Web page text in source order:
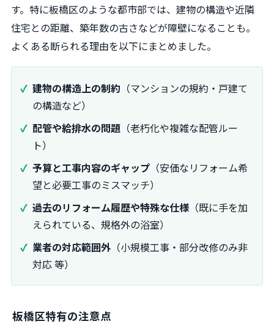
す。特に板橋区のような都市部では、建物の構造や近隣
住宅との距離、築年数の古さなどが障壁になることも。
よくある断られる理由を以下にまとめました。
建物の構造上の制約 （マンションの規約・戸建て
の構造など）
配管や給排水の問題 （老朽化や複雑な配管ルー
ト）
予算と工事内容のギャップ （安価なリフォーム希
望と必要工事のミスマッチ）
過去のリフォーム履歴や特殊な仕様 （既に手を加
えられている、規格外の浴室）
業者の対応範囲外 （小規模工事・部分改修のみ非
対応 等）
板橋区特有の注意点